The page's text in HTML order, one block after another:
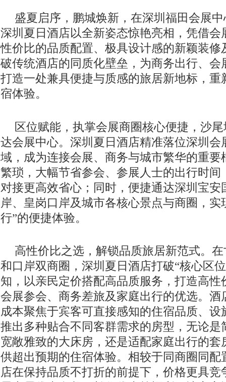
盛夏启序，鹏城焕新，在深圳福田会展
深圳夏日酒店以全新姿态惊艳亮相，凭借会
性价比的品质配置、极具设计感的新颖装修
破传统酒店的同质化壁垒，为商务出行、会
打造一处兼具便捷与质感的旅居新地标，重
宿体验。
区位赋能，执掌会展商圈核心便捷，沙
达会展中心。深圳夏日酒店精准落位深圳会
域，成为连接会展、商务与城市繁华的重要
繁琐，大幅节省参会、参展人士的出行时间
对接更高效省心；同时，便捷通达深圳宝安
岸、皇岗口岸及城市各核心景点与商圈，实
行”的便捷体验。
高性价比之选，解锁品质旅居新范式。
和口岸双商圈，深圳夏日酒店打破“核心区
知，以亲民定价搭配高品质服务，打造高性
会展参会、商务差旅及家庭出行的优选。酒
成本聚焦于宾客可直接感知的住宿品质、设
推出多种贴合不同客群需求的房型，无论是
宽敞雅致的大床房，还是适配家庭出行的套
供超出预期的住宿体验。相较于同商圈同配
店在保持品质不打折的前提下，价格更具竞